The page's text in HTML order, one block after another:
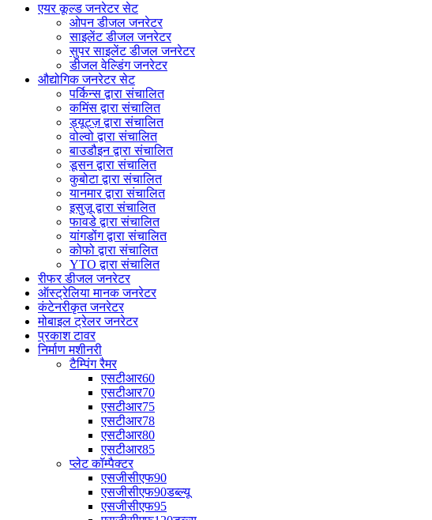
एयर कूल्ड जनरेटर सेट
ओपन डीजल जनरेटर
साइलेंट डीजल जनरेटर
सुपर साइलेंट डीजल जनरेटर
डीजल वेल्डिंग जनरेटर
औद्योगिक जनरेटर सेट
पर्किन्स द्वारा संचालित
कमिंस द्वारा संचालित
ड्यूट्ज़ द्वारा संचालित
वोल्वो द्वारा संचालित
बाउडौइन द्वारा संचालित
डूसन द्वारा संचालित
कुबोटा द्वारा संचालित
यानमार द्वारा संचालित
इसुज़ू द्वारा संचालित
फावडे द्वारा संचालित
यांगडोंग द्वारा संचालित
कोफो द्वारा संचालित
YTO द्वारा संचालित
रीफर डीजल जनरेटर
ऑस्ट्रेलिया मानक जनरेटर
कंटेनरीकृत जनरेटर
मोबाइल ट्रेलर जनरेटर
प्रकाश टावर
निर्माण मशीनरी
टैम्पिंग रैमर
एसटीआर60
एसटीआर70
एसटीआर75
एसटीआर78
एसटीआर80
एसटीआर85
प्लेट कॉम्पैक्टर
एसजीसीएफ90
एसजीसीएफ90डब्ल्यू
एसजीसीएफ95